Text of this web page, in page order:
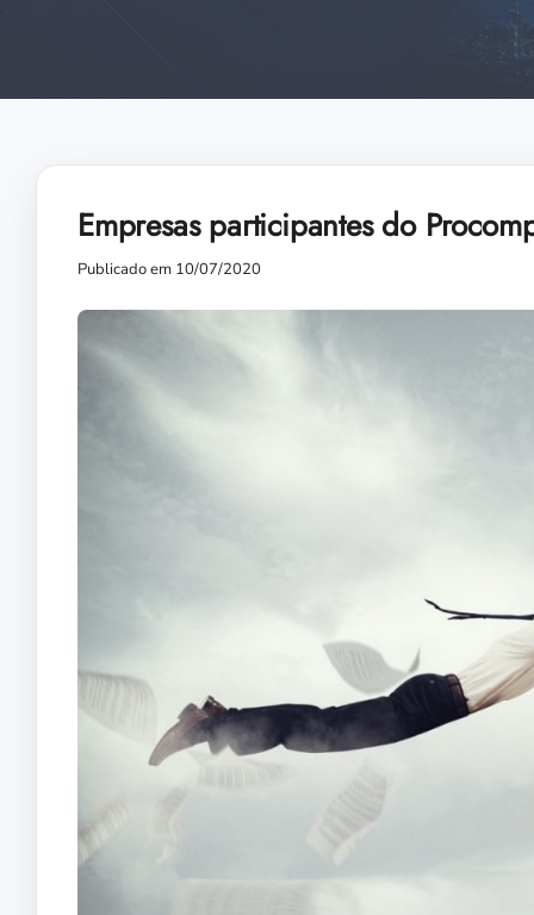
Empresas participantes do
Publicado em 10/07/2020